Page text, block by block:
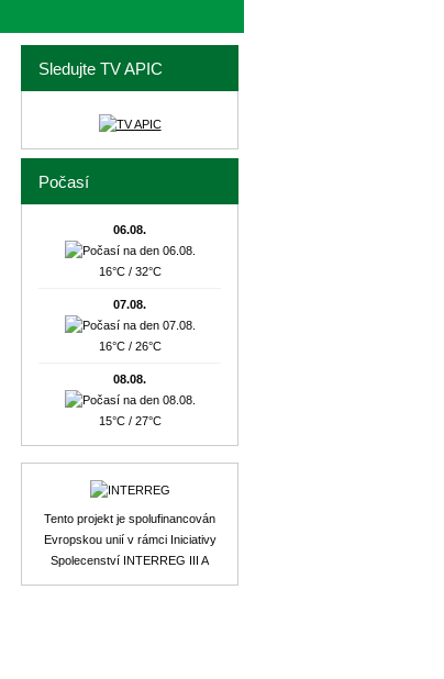
Sledujte TV APIC
Počasí
06.08.
16°C / 32°C
07.08.
16°C / 26°C
08.08.
15°C / 27°C
Tento projekt je spolufinancován
Evropskou unií v rámci Iniciativy
Spolecenství INTERREG III A